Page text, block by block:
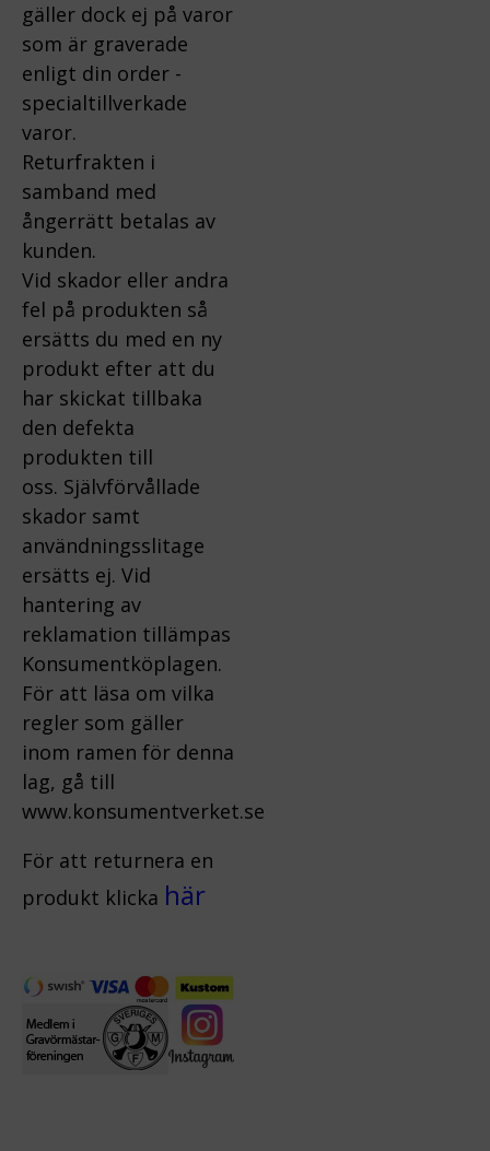
gäller dock ej på varor
som är graverade
enligt din order -
specialtillverkade
varor.
Returfrakten i
samband med
ångerrätt betalas av
kunden.
Vid skador eller andra
fel på produkten så
ersätts du med en ny
produkt efter att du
har skickat tillbaka
den defekta
produkten till
oss. Självförvållade
skador samt
användningsslitage
ersätts ej. Vid
hantering av
reklamation tillämpas
Konsumentköplagen.
För att läsa om vilka
regler som gäller
inom ramen för denna
lag, gå till
www.konsumentverket.se
För att returnera en
produkt klicka här